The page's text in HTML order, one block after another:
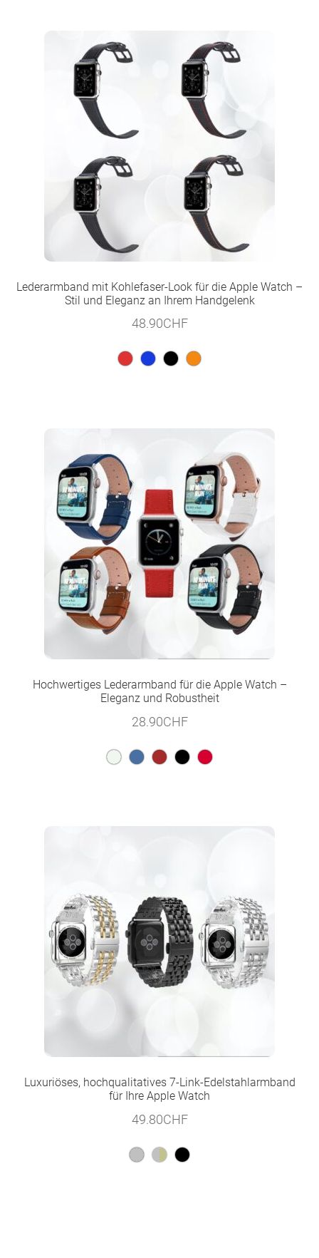
Lederarmband mit Kohlefaser-Look für die Apple Watch –
Stil und Eleganz an Ihrem Handgelenk
48.90CHF
Hochwertiges Lederarmband für die Apple Watch –
Eleganz und Robustheit
28.90CHF
Luxuriöses, hochqualitatives 7-Link-Edelstahlarmband
für Ihre Apple Watch
49.80CHF